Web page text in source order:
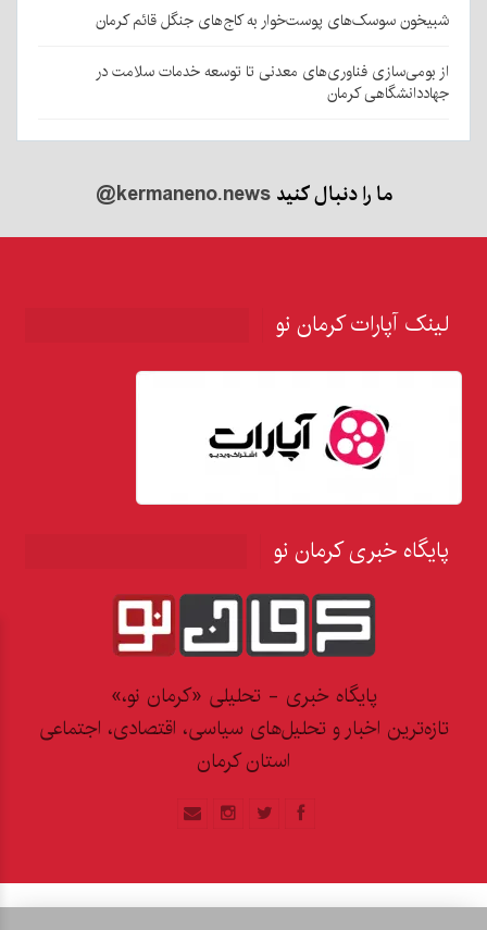
شبیخون سوسک‌های پوست‌خوار به کاج‌های جنگل قائم کرمان
از بومی‌سازی فناوری‌های معدنی تا توسعه خدمات سلامت در
جهاددانشگاهی کرمان
ما را دنبال کنید@kermaneno.news
لینک آپارات کرمان نو
پایگاه خبری کرمان نو
پایگاه خبری - تحلیلی «کرمان نو،»
تازه‌ترین اخبار و تحلیل‌های سیاسی، اقتصادی، اجتماعی
استان کرمان